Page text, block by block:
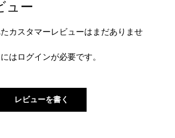
ュー
カスタマーレビューはまだありませ
は ログインが必要です。